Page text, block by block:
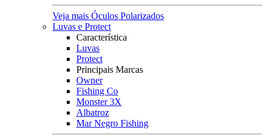
Veja mais Óculos Polarizados
Luvas e Protect
Característica
Luvas
Protect
Principais Marcas
Owner
Fishing Co
Monster 3X
Albatroz
Mar Negro Fishing